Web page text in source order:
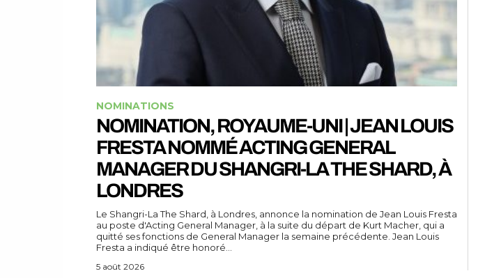
NOMINATIONS
NOMINATION, ROYAUME-UNI | JEAN LOUIS
FRESTA NOMMÉ ACTING GENERAL
MANAGER DU SHANGRI-LA THE SHARD, À
LONDRES
Le Shangri-La The Shard, à Londres, annonce la nomination de Jean Louis Fresta
au poste d'Acting General Manager, à la suite du départ de Kurt Macher, qui a
quitté ses fonctions de General Manager la semaine précédente. Jean Louis
Fresta a indiqué être honoré...
5 août 2026